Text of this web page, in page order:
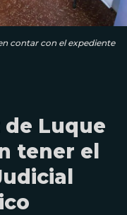
contar con el expediente
de Luque
tener el